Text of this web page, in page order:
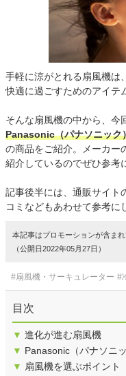
手軽に涼がとれる扇風機は
快適に過ごすためのアイテ
そんな扇風機の中から、今
Panasonic（パナソニック
の商品をご紹介。メーカー
紹介しているのでぜひ参考
記事後半には、通販サイト
コミなどもあわせて参考に
本記事はプロモーションが含ま
（公開日2022年05月27日）
#扇風機・サーキュレーター #
目次
▼ 進化が進む扇風機
▼ Panasonic（パナソニ
▼ 扇風機を選ぶポイント